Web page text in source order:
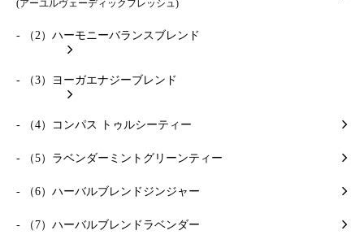
(アーユルヴェーディックフレッシュ)
- （2）ハーモニーバランスブレンド
- （3）ヨーガエナジーブレンド
- （4）コンパス トゥルシーティー
- （5）ラベンダーミントグリーンティー
- （6）ハーバルブレンドジンジャー
- （7）ハーバルブレンドラベンダー